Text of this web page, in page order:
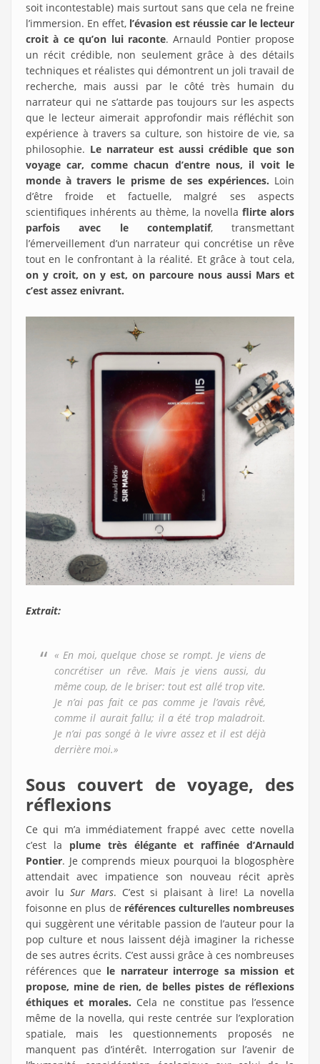
soit incontestable) mais surtout sans que cela ne freine
l’immersion. En effet, l’évasion est réussie car le lecteur
croit à ce qu’on lui raconte. Arnauld Pontier propose
un récit crédible, non seulement grâce à des détails
techniques et réalistes qui démontrent un joli travail de
recherche, mais aussi par le côté très humain du
narrateur qui ne s’attarde pas toujours sur les aspects
que le lecteur aimerait approfondir mais réfléchit son
expérience à travers sa culture, son histoire de vie, sa
philosophie. Le narrateur est aussi crédible que son
voyage car, comme chacun d’entre nous, il voit le
monde à travers le prisme de ses expériences. Loin
d’être froide et factuelle, malgré ses aspects
scientifiques inhérents au thème, la novella flirte alors
parfois avec le contemplatif, transmettant
l’émerveillement d’un narrateur qui concrétise un rêve
tout en le confrontant à la réalité. Et grâce à tout cela,
on y croit, on y est, on parcoure nous aussi Mars et
c’est assez enivrant.
Extrait:
« En moi, quelque chose se rompt. Je viens de
concrétiser un rêve. Mais je viens aussi, du
même coup, de le briser: tout est allé trop vite.
Je n’ai pas fait ce pas comme je l’avais rêvé,
comme il aurait fallu; il a été trop maladroit.
Je n’ai pas songé à le vivre assez et il est déjà
derrière moi.»
Sous couvert de voyage, des
réflexions
Ce qui m’a immédiatement frappé avec cette novella
c’est la plume très élégante et raffinée d’Arnauld
Pontier. Je comprends mieux pourquoi la blogosphère
attendait avec impatience son nouveau récit après
avoir lu Sur Mars. C’est si plaisant à lire! La novella
foisonne en plus de références culturelles nombreuses
qui suggèrent une véritable passion de l’auteur pour la
pop culture et nous laissent déjà imaginer la richesse
de ses autres écrits. C’est aussi grâce à ces nombreuses
références que le narrateur interroge sa mission et
propose, mine de rien, de belles pistes de réflexions
éthiques et morales. Cela ne constitue pas l’essence
même de la novella, qui reste centrée sur l’exploration
spatiale, mais les questionnements proposés ne
manquent pas d’intérêt. Interrogation sur l’avenir de